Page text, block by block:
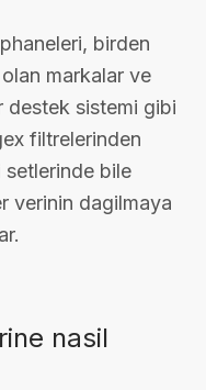
birden
markalar ve
destek sistemi gibi
filtrelerinden
bile
verinin dagilmaya
nasil